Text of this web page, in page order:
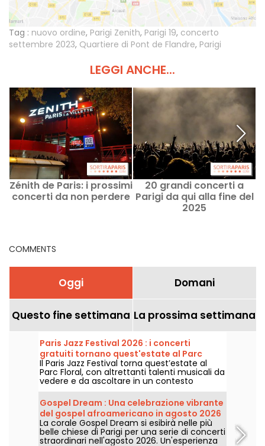
Tag : nuovo ordine, Parigi Zenith, Parigi 19, concerto
settembre 2023, Quartiere di Pont de Flandre, Parigi
LEGGI ANCHE...
Zénith de Paris: i prossimi
concerti da non perdere
20 grandi concerti a
Parigi da qui alla fine del
2025
COMMENTS
Oggi Domani
Questo fine settimana La prossima settimana
Paris Jazz Festival 2026 : i concerti
gratuiti tornano quest'estate al Parc
Floral, ecco il programma
Il Paris Jazz Festival torna quest’estate al
Parc Floral, con altrettanti talenti musicali da
vedere e da ascoltare in un contesto
bucolico. Ecco il programma dei concerti
gratuiti da scoprire dal 24 giugno al 6
settembre 2026!
Gospel Dream : Una celebrazione vibrante
del gospel afroamericano in agosto 2026
a Parigi
La corale Gospel Dream si esibirà nelle più
belle chiese di Parigi per una serie di concerti
straordinari nell'agosto 2026. Un'esperienza